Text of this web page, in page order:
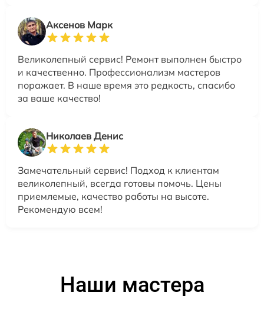
Аксенов Марк
Великолепный сервис! Ремонт выполнен быстро
и качественно. Профессионализм мастеров
поражает. В наше время это редкость, спасибо
за ваше качество!
Николаев Денис
Замечательный сервис! Подход к клиентам
великолепный, всегда готовы помочь. Цены
приемлемые, качество работы на высоте.
Рекомендую всем!
Наши мастера